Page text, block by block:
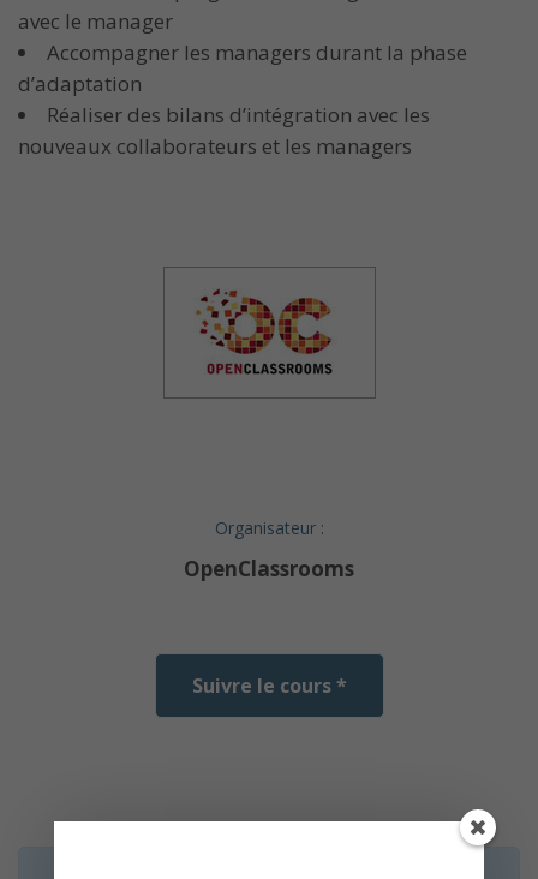
avec le manager
Accompagner les managers durant la phase
d’adaptation
Réaliser des bilans d’intégration avec les
nouveaux collaborateurs et les managers
Organisateur :
OpenClassrooms
Suivre le cours *